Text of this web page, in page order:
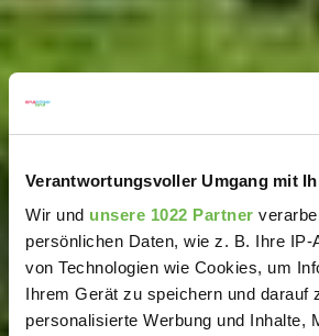
Verantwortungsvoller Umgang mit
Wir und unsere 1022 Partner
persönlichen Daten, wie z. B. Ihre IP-
von Technologien wie Cookies, um
Ihrem Gerät zu speichern und darauf
personalisierte Werbung und Inhalte,